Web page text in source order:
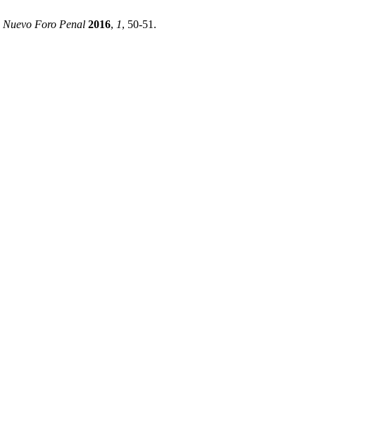
Nuevo Foro Penal 2016, 1, 50-51.